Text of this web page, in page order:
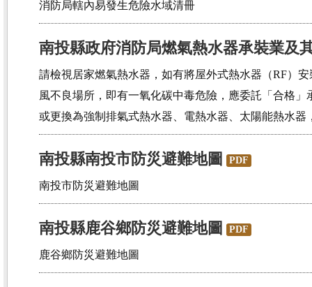
消防局轄內易發生危險水域清冊
南投縣政府消防局燃氣熱水器承裝業及
請檢視居家燃氣熱水器，如有將屋外式熱水器（RF）
風不良場所，即有一氧化碳中毒危險，應委託「合格
或更換為強制排氣式熱水器、電熱水器、太陽能熱水器
南投縣南投市防災避難地圖 PDF
南投市防災避難地圖
南投縣鹿谷鄉防災避難地圖 PDF
鹿谷鄉防災避難地圖